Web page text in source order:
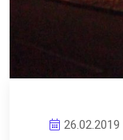
26.02.2019